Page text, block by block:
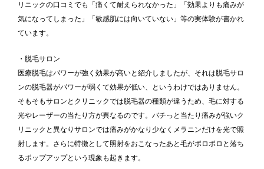
リニックの口コミでも「痛くて耐えられなかった」「効果よりも痛みが
気になってしまった」「敏感肌には向いていない」等の実体験が書かれ
ています。
・脱毛サロン
医療脱毛はパワーが強く効果が高いと紹介しましたが、それは脱毛サロ
ンの脱毛器がパワーが弱くて効果が低い、というわけではありません。
そもそもサロンとクリニックでは脱毛器の種類が違うため、毛に対する
光やレーザーの当たり方が異なるのです。バチっと当たり痛みが強いク
リニックと異なりサロンでは痛みがかなり少なくメラニンだけを光で照
射します。さらに特徴として照射をおこなったあと毛がポロポロと落ち
るポップアップという現象も起きます。